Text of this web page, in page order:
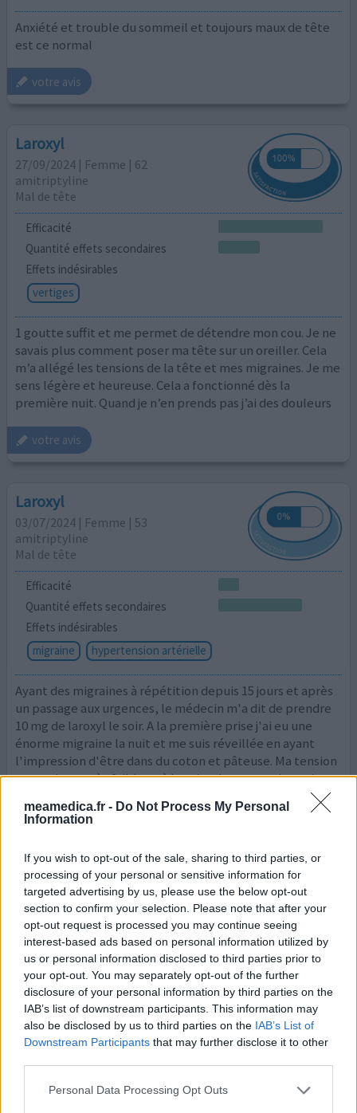
meamedica.fr - Do Not Process My Personal
Information
If you wish to opt-out of the sale, sharing to third parties, or
processing of your personal or sensitive information for
targeted advertising by us, please use the below opt-out
section to confirm your selection. Please note that after your
opt-out request is processed you may continue seeing
interest-based ads based on personal information utilized by
us or personal information disclosed to third parties prior to
your opt-out. You may separately opt-out of the further
disclosure of your personal information by third parties on the
IAB’s list of downstream participants. This information may
also be disclosed by us to third parties on the IAB’s List of
Downstream Participants that may further disclose it to other
Personal Data Processing Opt Outs
Anxiété et trouble du sommeil et toujours maux de tête
est ce normal
votre avis
Laroxyl
27/09/2024 | Femme | 62
amitriptyline
Mal de tête
Efficacité
Quantité effets secondaires
Effets indésirables
vertiges
1 goutte suffit et me permet de détendre mon cou. Je ne
savais plus comment poser ma tête sur un oreiller. Cela
m’a allégé les tensions de la tête et mes migraines. Je me
sens légère et heureuse. Cela a fonctionné dès la
première nuit. Quand je n’en prends pas j’ai des douleurs
votre avis
Laroxyl
03/07/2024 | Femme | 53
amitriptyline
Mal de tête
Efficacité
Quantité effets secondaires
Effets indésirables
migraine
hypertension artérielle
Ayant des migraines à répétition depuis 15 jours et après
un passage aux urgences, le médecin m'a dit de prendre
10 mg de laroxyl le soir. A la première prise j'ai eu une
énorme migraine la nuit et me suis réveillée en ayant
l'impression d'être dans du coton et pâteuse. Ma tension
est toujours très faible et à la suite de cette prise unique
Laroxyl
25/11/2023 | Femme | 35
amitriptyline
Mal de tête
Efficacité
Quantité effets secondaires
J'ai commencé le traitement le 14 novembre, premier
effets constatés le 21 novembre : tous les symptômes du
mal de tête étaient présents (yeux douloureux et chauds,
nuque et haut du dos tendus) sauf la douleur au niveau du